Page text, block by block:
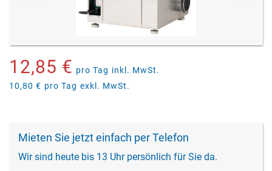
12,85 € pro Tag inkl. MwSt.
10,80 € pro Tag exkl. MwSt.
Mieten Sie jetzt einfach per Telefon
Wir sind heute bis 13 Uhr persönlich für Sie da.